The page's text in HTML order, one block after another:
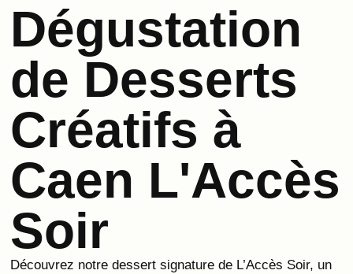
Dégustation
de Desserts
Créatifs à
Caen L'Accès
Soir
Découvrez notre dessert signature de L’Accès Soir, un